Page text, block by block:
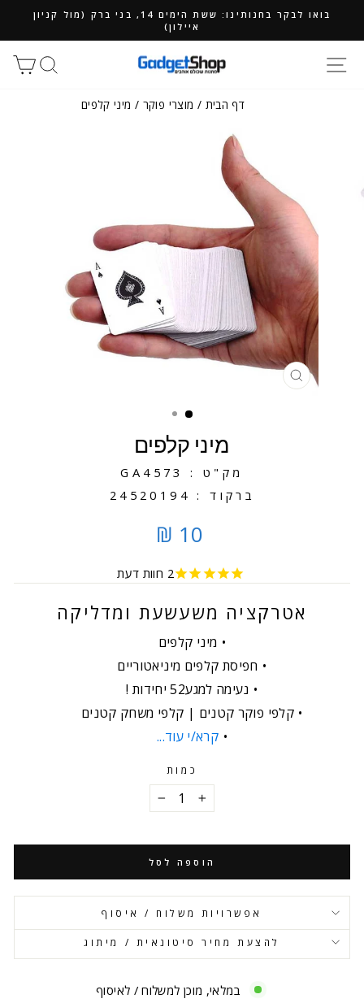
בואו לבקר בחנותינו: ששת הימים 14, בני ברק (מול קניון
איילון)
חיפוש
דף הבית / מוצרי פוקר / מיני קלפים
מיני קלפים
מק"ט : GA4573
ברקוד : 24520194
10 ₪
2 חוות דעת
אטרקציה משעשעת ומדליקה
מיני קלפים
חפיסת קלפים מיניאטוריים
נעימה למגע52 יחידות !
קלפי פוקר קטנים | קלפי משחק קטנים
קרא/י עוד...
כמות
− +
הוספה לסל
אפשרויות משלוח / איסוף
להצעת מחיר סיטונאית / מיתוג
במלאי, מוכן למשלוח / לאיסוף
סגירה